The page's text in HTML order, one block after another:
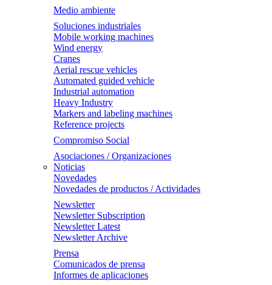
Medio ambiente
Soluciones industriales
Mobile working machines
Wind energy
Cranes
Aerial rescue vehicles
Automated guided vehicle
Industrial automation
Heavy Industry
Markers and labeling machines
Reference projects
Compromiso Social
Asociaciones / Organizaciones
Noticias
Novedades
Novedades de productos / Actividades
Newsletter
Newsletter Subscription
Newsletter Latest
Newsletter Archive
Prensa
Comunicados de prensa
Informes de aplicaciones